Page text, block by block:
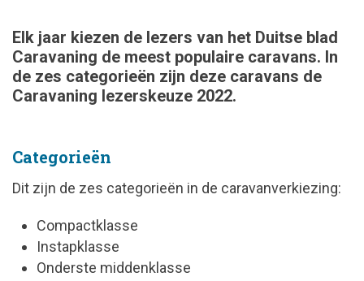
Elk jaar kiezen de lezers van het Duitse blad
Caravaning de meest populaire caravans. In
de zes categorieën zijn deze caravans de
Caravaning lezerskeuze 2022.
Categorieën
Dit zijn de zes categorieën in de caravanverkiezing:
Compactklasse
Instapklasse
Onderste middenklasse